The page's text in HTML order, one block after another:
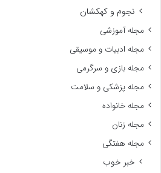
نجوم و کهکشان
مجله آموزشی
مجله ادبیات و موسیقی
مجله بازی و سرگرمی
مجله پزشکی و سلامت
مجله خانواده
مجله زنان
مجله هفتگی
خبر خوب